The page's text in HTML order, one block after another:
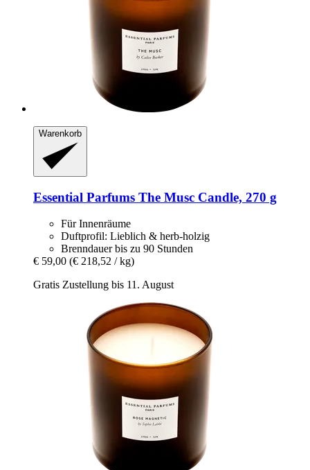
Warenkorb
Essential Parfums The Musc Candle, 270 g
Für Innenräume
Duftprofil: Lieblich & herb-holzig
Brenndauer bis zu 90 Stunden
€ 59,00 (€ 218,52 / kg)
Gratis Zustellung bis 11. August